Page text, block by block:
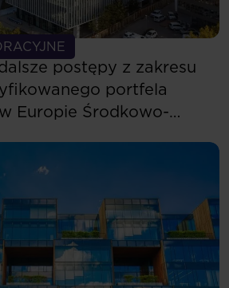
postępy z zakresu
portfela
Europie Środkowo-